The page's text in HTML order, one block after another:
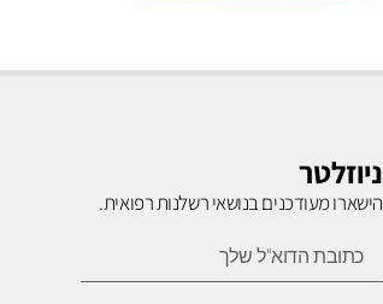
רשלנות
לחץ כאן
ניוזלטר
הישארו מעודכנים בנושאי רשלנות רפואית.